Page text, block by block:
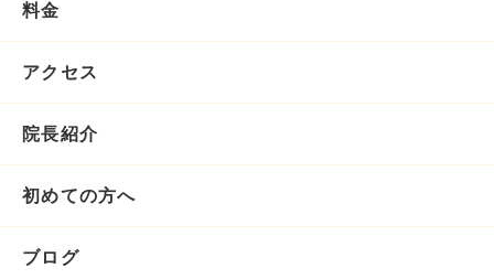
料金
アクセス
院長紹介
初めての方へ
ブログ